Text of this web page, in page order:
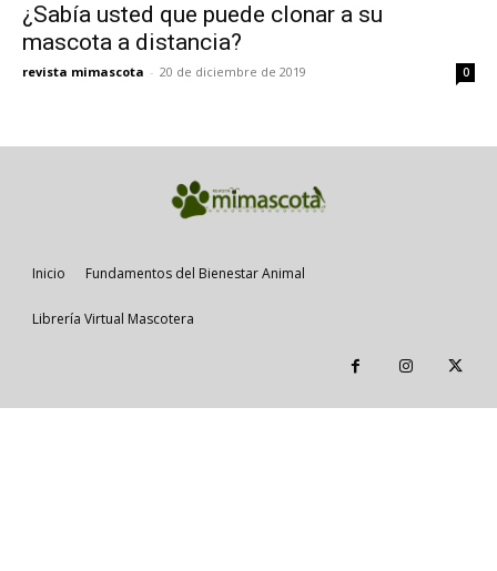
¿Sabía usted que puede clonar a su
mascota a distancia?
revista mimascota - 20 de diciembre de 2019 0
Inicio Fundamentos del Bienestar Animal
Librería Virtual Mascotera